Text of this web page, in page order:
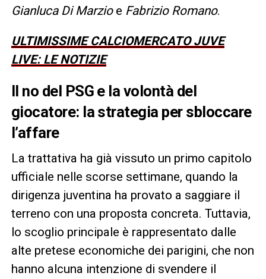
Gianluca Di Marzio e Fabrizio Romano.
ULTIMISSIME CALCIOMERCATO JUVE
LIVE: LE NOTIZIE
Il no del PSG e la volontà del
giocatore: la strategia per sbloccare
l’affare
La trattativa ha già vissuto un primo capitolo
ufficiale nelle scorse settimane, quando la
dirigenza juventina ha provato a saggiare il
terreno con una proposta concreta. Tuttavia,
lo scoglio principale è rappresentato dalle
alte pretese economiche dei parigini, che non
hanno alcuna intenzione di svendere il